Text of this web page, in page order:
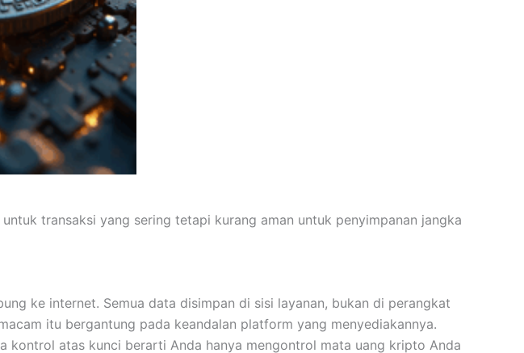
transaksi yang sering tetapi kurang aman untuk penyimpanan jangka
ke internet. Semua data disimpan di sisi layanan, bukan di perangkat
itu bergantung pada keandalan platform yang menyediakannya.
kontrol atas kunci berarti Anda hanya mengontrol mata uang kripto Anda